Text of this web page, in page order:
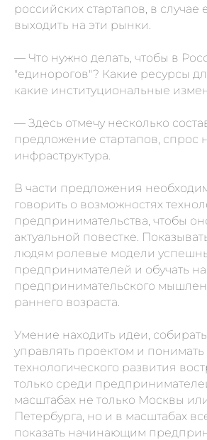
российских стартапов, в случае
выходить на эти рынки.
— Что нужно делать, чтобы в
"единорогов"? Какие ресурсы
какие институциональные
— Здесь отмечу несколько
предложение стартапов, спрос
инфраструктура.
В части предложения
говорить о возможностях
предпринимательства, чтобы
актуальной повестке.
людям ролевые модели
предпринимателей и обучать
предпринимательского
раннего возраста.
Умение находить идеи,
управлять проектом и
технологического развития
только среди
масштабах не только Москвы
Петербурга, но и в масштабах
показать начинающим
Чтобы одним из первых узнавать
о новостях, исследованиях,
кейсах и интересных фактах о
буднях цифровизации в России
и мире
Подпишитесь
на новостную
рассылку о